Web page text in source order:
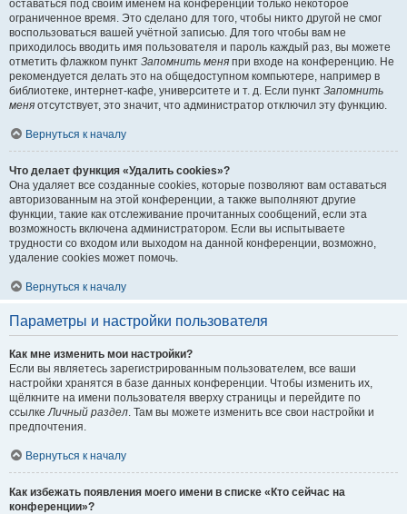
оставаться под своим именем на конференции только некоторое
ограниченное время. Это сделано для того, чтобы никто другой не смог
воспользоваться вашей учётной записью. Для того чтобы вам не
приходилось вводить имя пользователя и пароль каждый раз, вы можете
отметить флажком пункт Запомнить меня при входе на конференцию. Не
рекомендуется делать это на общедоступном компьютере, например в
библиотеке, интернет-кафе, университете и т. д. Если пункт Запомнить
меня отсутствует, это значит, что администратор отключил эту функцию.
Вернуться к началу
Что делает функция «Удалить cookies»?
Она удаляет все созданные cookies, которые позволяют вам оставаться
авторизованным на этой конференции, а также выполняют другие
функции, такие как отслеживание прочитанных сообщений, если эта
возможность включена администратором. Если вы испытываете
трудности со входом или выходом на данной конференции, возможно,
удаление cookies может помочь.
Вернуться к началу
Параметры и настройки пользователя
Как мне изменить мои настройки?
Если вы являетесь зарегистрированным пользователем, все ваши
настройки хранятся в базе данных конференции. Чтобы изменить их,
щёлкните на имени пользователя вверху страницы и перейдите по
ссылкеЛичный раздел. Там вы можете изменить все свои настройки и
предпочтения.
Вернуться к началу
Как избежать появления моего имени в списке «Кто сейчас на
конференции»?